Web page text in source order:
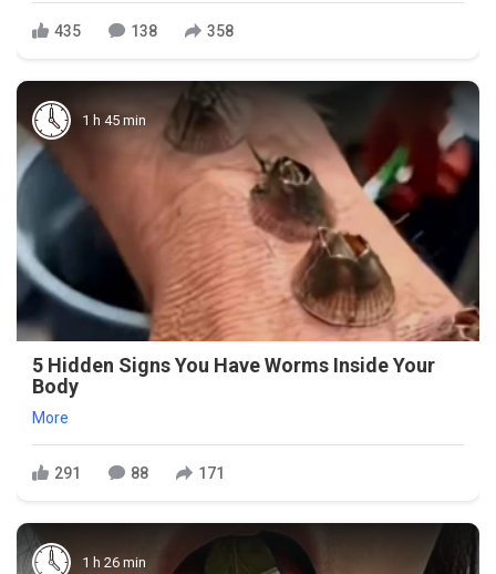
435 138 358
1 h 45 min
5 Hidden Signs You Have Worms Inside Your
Body
More
291 88 171
1 h 26 min